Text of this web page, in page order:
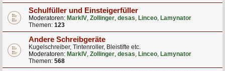
Schulfüller und Einsteigerfüller
Moderatoren: MarkIV, Zollinger, desas, Linceo, Lamynator
Themen: 123
Andere Schreibgeräte
Kugelschreiber, Tintenroller, Bleistifte etc.
Moderatoren: MarkIV, Zollinger, desas, Linceo, Lamynator
Themen: 568